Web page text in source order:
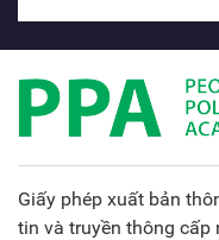
Giấy phép xuất bản
tin và truyền thông